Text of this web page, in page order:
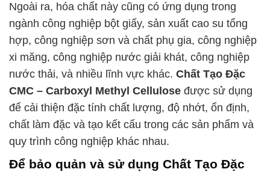
Ngoài ra, hóa chất này cũng có ứng dụng trong
ngành công nghiệp bột giấy, sản xuất cao su tổng
hợp, công nghiệp sơn và chất phụ gia, công nghiệp
xi măng, công nghiệp nước giải khát, công nghiệp
nước thải, và nhiều lĩnh vực khác. Chất Tạo Đặc
CMC – Carboxyl Methyl Cellulose được sử dụng
để cải thiện đặc tính chất lượng, độ nhớt, ổn định,
chất làm đặc và tạo kết cấu trong các sản phẩm và
quy trình công nghiệp khác nhau.
Để bảo quản và sử dụng Chất Tạo Đặc